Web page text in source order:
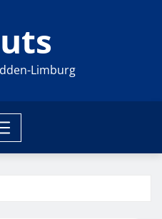
Limburg